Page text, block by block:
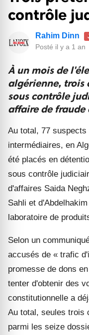
contrôle
Rahim Dinn
Posté il y a 1 an
À un mois de
algérienne, trois
sous contrôle
affaire de fraude
Au total, 77
intermédiaires, en
été placés en
sous contrôle
d'affaires Saida
Sahli et
laboratoire de
Selon un
accusés de « trafic
promesse de dons
tenter d'obtenir des
constitutionnelle a
Au total, seules trois
parmi les seize